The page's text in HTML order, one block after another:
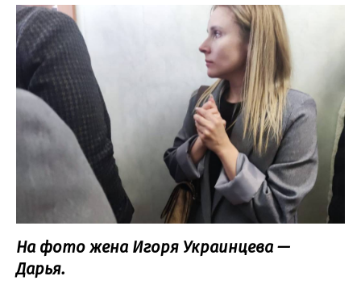
На фото жена Игоря Украинцева —
Дарья.